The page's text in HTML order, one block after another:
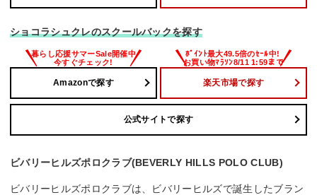
ショコラシュクレのスクールバックを探す
Amazonで探す 楽天市場で探す
公式サイトで探す
ビバリーヒルズポロクラブ(BEVERLY HILLS POLO CLUB)
ビバリーヒルズポロクラブは、ビバリーヒルズで誕生したブラン